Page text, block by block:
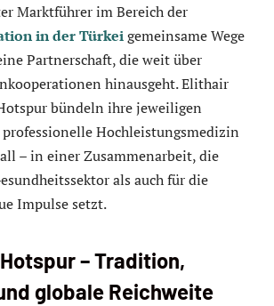
Marktführer im Bereich der
in der Türkeigemeinsame Wege
Partnerschaft, die weit über
hinausgeht. Elithair
bündeln ihre jeweiligen
Hochleistungsmedizin
– in einer Zusammenarbeit, die
als auch für die
Impulse setzt.
– Tradition,
globale Reichweite